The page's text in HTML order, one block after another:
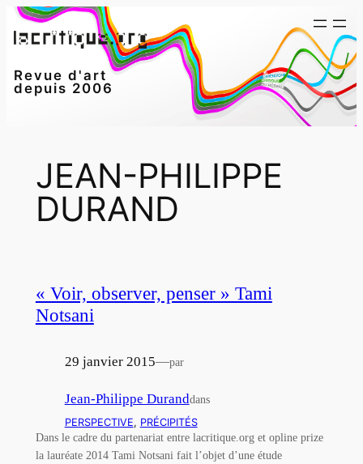
Aller
au
Revue d'art
depuis 2006
JEAN-PHILIPPE
DURAND
« Voir, observer, penser » Tami
Notsani
29 janvier 2015—par
Jean-Philippe Duranddans
PERSPECTIVE, PRÉCIPITÉS
Dans le cadre du partenariat entre lacritique.org et opline prize
la lauréate 2014 Tami Notsani fait l’objet d’une étude